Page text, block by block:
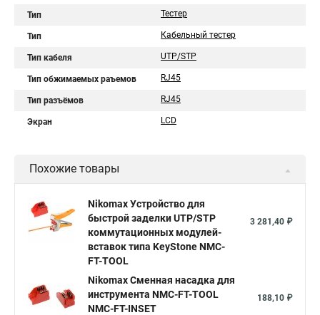
Тип Тестер
Тип Кабельный тестер
Тип кабеля UTP/STP
Тип обжимаемых раъемов RJ45
Тип разъёмов RJ45
Экран LCD
Похожие товары
Nikomax Устройство для
быстрой заделки UTP/STP
коммутационных модулей-
вставок типа KeyStone NMC-
FT-TOOL
3 281,40 ₽
Nikomax Сменная насадка для
инструмента NMC-FT-TOOL
NMC-FT-INSET
188,10 ₽